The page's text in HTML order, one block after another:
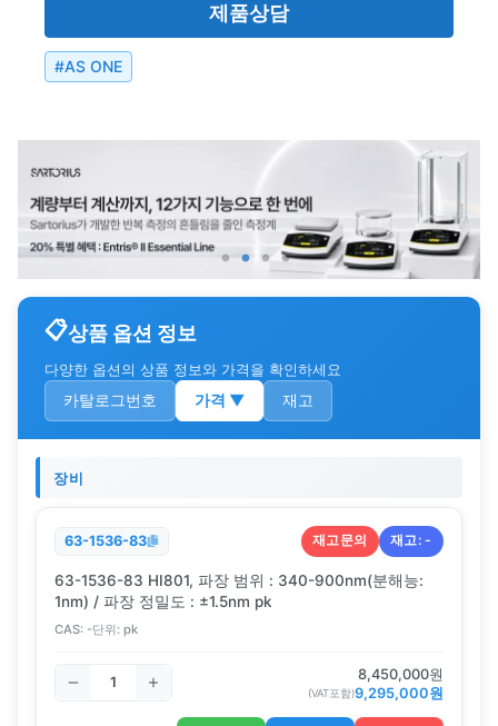
제품상담
#AS ONE
상품 옵션 정보
다양한 옵션의 상품 정보와 가격을 확인하세요
카탈로그번호 가격 ▼ 재고
장비
63-1536-83 재고문의 재고:-
63-1536-83 HI801, 파장 범위 : 340-900nm(분해능:
1nm) / 파장 정밀도 : ±1.5nm pk
CAS: -단위: pk
8,450,000원
(VAT포함)9,295,000원